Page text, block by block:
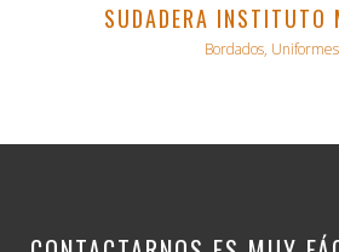
SUDADERA INSTITUTO
Bordados, Uniformes